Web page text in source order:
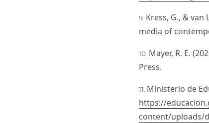
Kress, G., &
media of
Mayer, R. E.
Press.
Ministerio de
https://
content/uploads/